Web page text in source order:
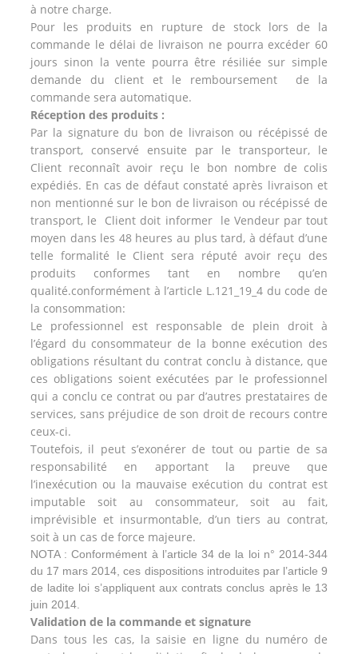
à notre charge.
Pour les produits en rupture de stock lors de la
commande le délai de livraison ne pourra excéder 60
jours sinon la vente pourra être résiliée sur simple
demande du client et le remboursement de la
commande sera automatique.
Réception des produits :
Par la signature du bon de livraison ou récépissé de
transport, conservé ensuite par le transporteur, le
Client reconnaît avoir reçu le bon nombre de colis
expédiés. En cas de défaut constaté après livraison et
non mentionné sur le bon de livraison ou récépissé de
transport, le Client doit informer le Vendeur par tout
moyen dans les 48 heures au plus tard, à défaut d’une
telle formalité le Client sera réputé avoir reçu des
produits conformes tant en nombre qu’en
qualité.conformément à l’article L.121_19_4 du code de
la consommation:
Le professionnel est responsable de plein droit à
l’égard du consommateur de la bonne exécution des
obligations résultant du contrat conclu à distance, que
ces obligations soient exécutées par le professionnel
qui a conclu ce contrat ou par d’autres prestataires de
services, sans préjudice de son droit de recours contre
ceux-ci.
Toutefois, il peut s’exonérer de tout ou partie de sa
responsabilité en apportant la preuve que
l’inexécution ou la mauvaise exécution du contrat est
imputable soit au consommateur, soit au fait,
imprévisible et insurmontable, d’un tiers au contrat,
soit à un cas de force majeure.
NOTA :Conformément à l’article 34 de la loi n° 2014-344
du 17 mars 2014, ces dispositions introduites par l’article 9
de ladite loi s’appliquent aux contrats conclus après le 13
juin 2014.
Validation de la commande et signature
Dans tous les cas, la saisie en ligne du numéro de